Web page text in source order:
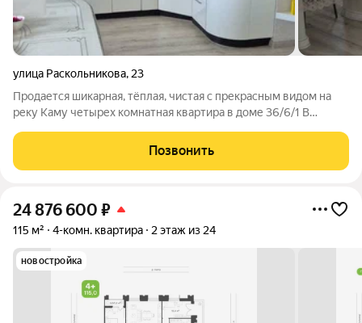
улица Раскольникова, 23
Продается шикарная, тёплая, чистая с прекрасным видом на
реку Каму четырех комнатная квартира в доме 36/6/1 В
филенчатые двери, натяжные потолки, хорошая входная
дверь, новый ленолеум, кухня и
Позвонить
24 876 600 ₽
115 м² 4-комн. квартира 2 этаж из 24
новостройка